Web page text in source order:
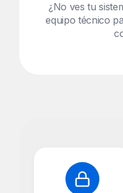
¿No ves tu
equipo técnico